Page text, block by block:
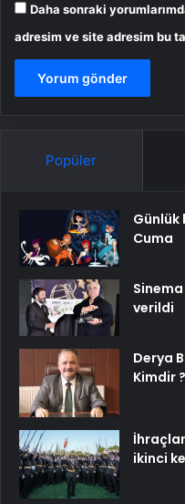
Daha sonraki
adresim ve site adresim bu
Popüler
Günlük
Cuma
verildi
Derya
Kimdir ?
ikinci